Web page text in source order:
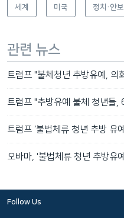
세계 미국 정치·안보
관련 뉴스
트럼프 "불체청년 추방유예, 의
트럼프 "추방유예 불체 청년들,
트럼프 ‘불법체류 청년 추방 유
오바마, '불법체류 청년 추방유
Follow Us